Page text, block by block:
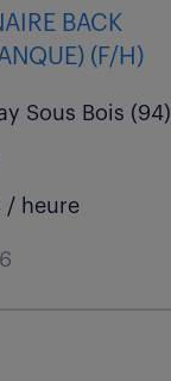
BACK
(F/H)
Sous Bois (94)
/ heure